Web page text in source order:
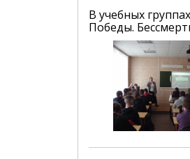
В учебных
Победы.